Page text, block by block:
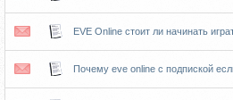
EVE Online стоит ли начинать
Почему eve online c подпиской